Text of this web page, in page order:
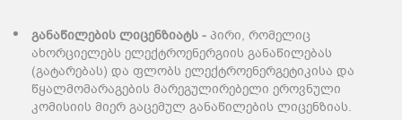
განაწილების ლიცენზიატს - პირი, რომელიც
ახორციელებს ელექტროენერგიის განაწილებას
(გატარებას) და ფლობს ელექტროენერგეტიკისა და
წყალმომარაგების მარეგულირებელი ეროვნული
კომისიის მიერ გაცემულ განაწილების ლიცენზიას.